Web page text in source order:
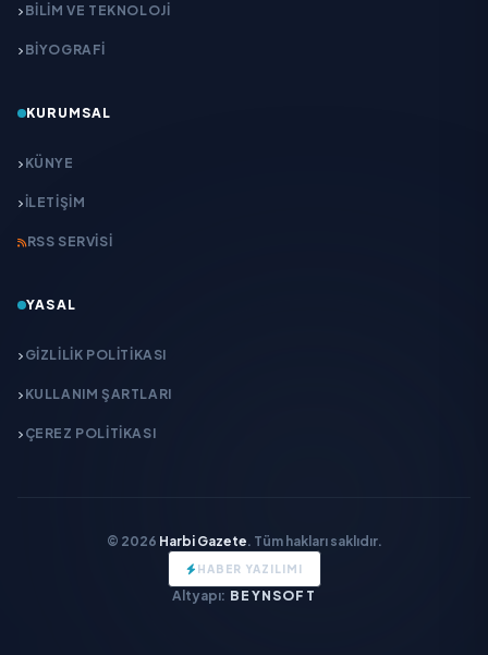
BİLİM VE TEKNOLOJİ
BİYOGRAFİ
KURUMSAL
KÜNYE
İLETIŞIM
RSS SERVISI
YASAL
GIZLILIK POLITIKASI
KULLANIM ŞARTLARI
ÇEREZ POLITIKASI
© 2026 Harbi Gazete. Tüm hakları saklıdır.
HABER YAZILIMI
Altyapı: BEYNSOFT